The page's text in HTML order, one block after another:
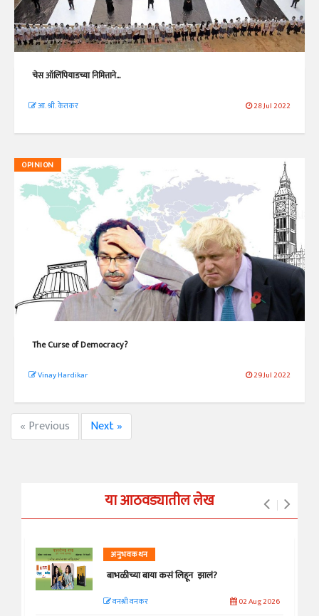
चेस ऑलिंपियाडच्या निमित्ताने...
आ. श्री. केतकर 28 Jul 2022
OPINION
The Curse of Democracy?
Vinay Hardikar 29 Jul 2022
« Previous Next »
या आठवड्यातील लेख
अनुभवकथन
बाभळीच्या बाया कसं लिहून झालं?
वनश्री वनकर 02 Aug 2026